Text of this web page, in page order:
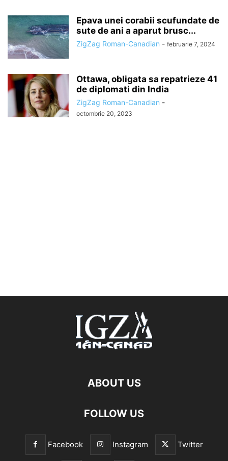
Epava unei corabii scufundate de
sute de ani a aparut brusc...
ZigZag Roman-Canadian - februarie 7, 2024
Ottawa, obligata sa repatrieze 41
de diplomati din India
ZigZag Roman-Canadian -
octombrie 20, 2023
ABOUT US
FOLLOW US
Facebook Instagram Twitter